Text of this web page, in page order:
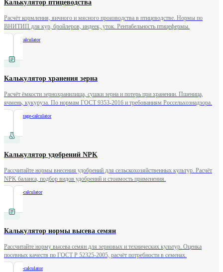
Калькулятор птицеводства
Расчёт кормления, яичного и мясного производства в птицеводстве. Нормы по
ВНИТИП для кур, бройлеров, индеек, уток. Рентабельность птицефермы.
poultry-calculator
Калькулятор хранения зерна
Расчёт ёмкости зернохранилища, сушки зерна и потерь при хранении. Пшеница,
ячмень, кукуруза. По нормам ГОСТ 9353-2016 и требованиям Россельхознадзора.
grain-storage-calculator
Калькулятор удобрений NPK
Рассчитайте нормы внесения удобрений для сельскохозяйственных культур. Расчёт
NPK баланса, подбор видов удобрений и стоимость применения.
fertilizer-calculator
Калькулятор нормы высева семян
Рассчитайте норму высева семян для зерновых и технических культур. Оценка
посевных качеств по ГОСТ Р 52325-2005, расчёт потребности в семенах.
seed-rate-calculator